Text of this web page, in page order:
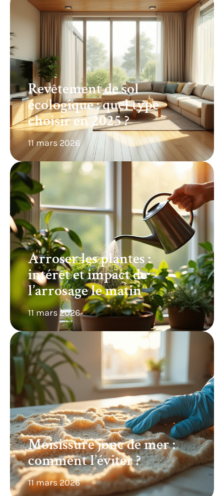
Revêtement de sol
écologique : quel type
choisir en 2025 ?
11 mars 2026
Arroser les plantes :
intérêt et impact de
l’arrosage le matin
11 mars 2026
Moisissure jonc de mer :
comment l’éviter ?
11 mars 2026